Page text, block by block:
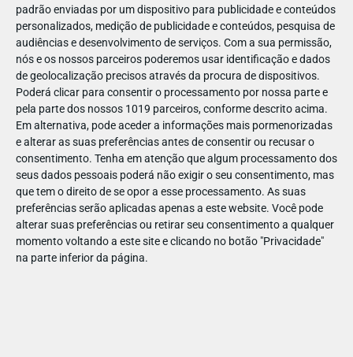
padrão enviadas por um dispositivo para publicidade e conteúdos
personalizados, medição de publicidade e conteúdos, pesquisa de
audiências e desenvolvimento de serviços. Com a sua permissão,
nós e os nossos parceiros poderemos usar identificação e dados
de geolocalização precisos através da procura de dispositivos.
Poderá clicar para consentir o processamento por nossa parte e
pela parte dos nossos 1019 parceiros, conforme descrito acima.
Em alternativa, pode aceder a informações mais pormenorizadas
e alterar as suas preferências antes de consentir ou recusar o
consentimento. Tenha em atenção que algum processamento dos
seus dados pessoais poderá não exigir o seu consentimento, mas
que tem o direito de se opor a esse processamento. As suas
preferências serão aplicadas apenas a este website. Você pode
alterar suas preferências ou retirar seu consentimento a qualquer
momento voltando a este site e clicando no botão "Privacidade"
na parte inferior da página.
10
18611589141293